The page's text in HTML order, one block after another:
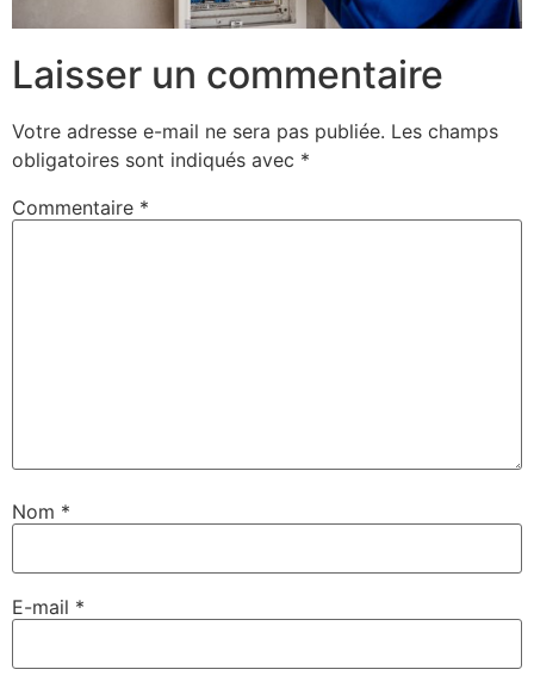
Laisser un commentaire
Votre adresse e-mail ne sera pas publiée. Les champs
obligatoires sont indiqués avec *
Commentaire *
Nom *
E-mail *